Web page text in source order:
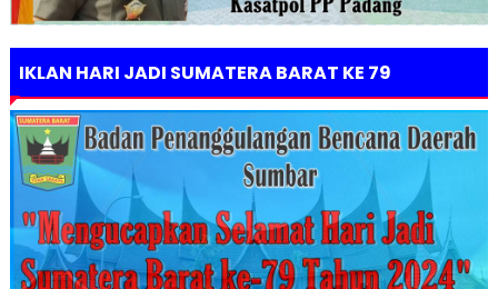
IKLAN HARI JADI SUMATERA BARAT KE 79